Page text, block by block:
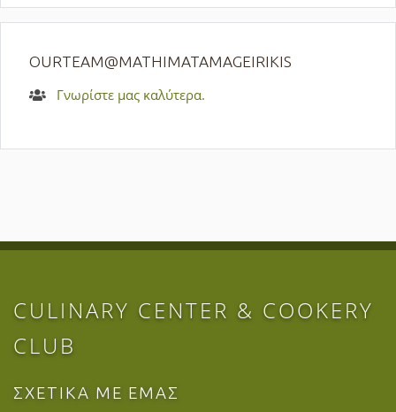
OURTEAM@MATHIMATAMAGEIRIKIS
Γνωρίστε μας καλύτερα.
CULINARY CENTER & COOKERY
CLUB
ΣΧΕΤΙΚΑ ΜΕ ΕΜΑΣ